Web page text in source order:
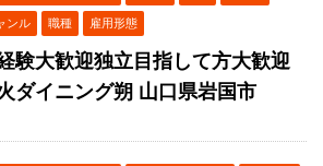
ンル 職種 雇用形態
験大歓迎独立目指して方大歓迎
ダイニング朔 山口県岩国市